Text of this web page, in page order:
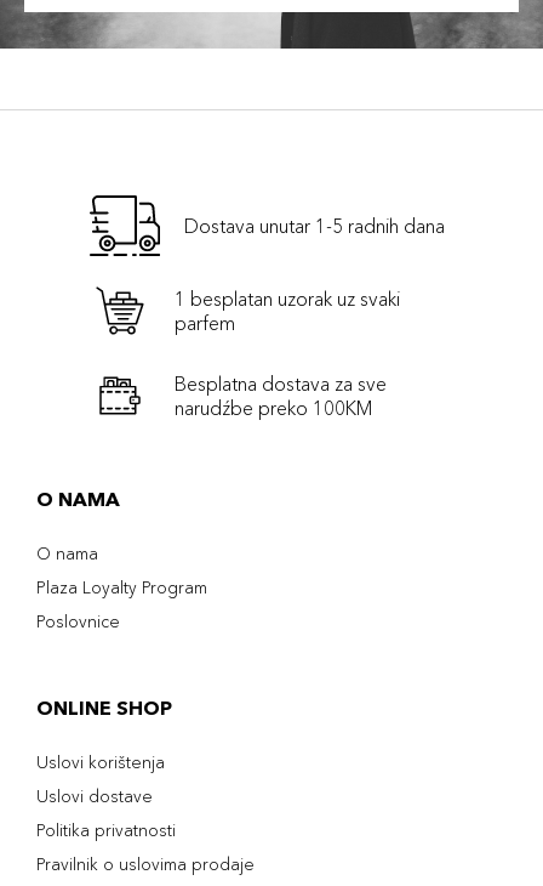
Dostava unutar 1-5 radnih dana
1 besplatan uzorak uz svaki
parfem
Besplatna dostava za sve
narudźbe preko 100KM
O NAMA
O nama
Plaza Loyalty Program
Poslovnice
ONLINE SHOP
Uslovi korištenja
Uslovi dostave
Politika privatnosti
Pravilnik o uslovima prodaje